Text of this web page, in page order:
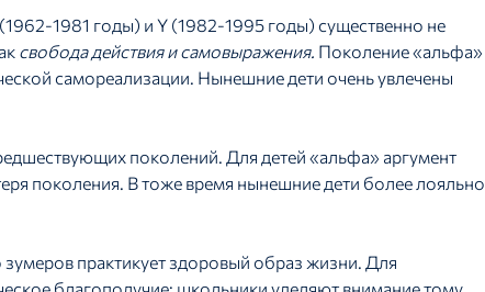
1981 годы) и Y (1982-1995 годы) существенно не
свобода действия и самовыражения. Поколение «альфа»
самореализации. Нынешние дети очень увлечены
поколений. Для детей «альфа» аргумент
поколения. В тоже время нынешние дети более лояльно
практикует здоровый образ жизни. Для